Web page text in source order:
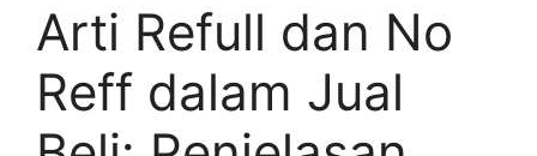
Arti Refull dan No
Reff dalam Jual